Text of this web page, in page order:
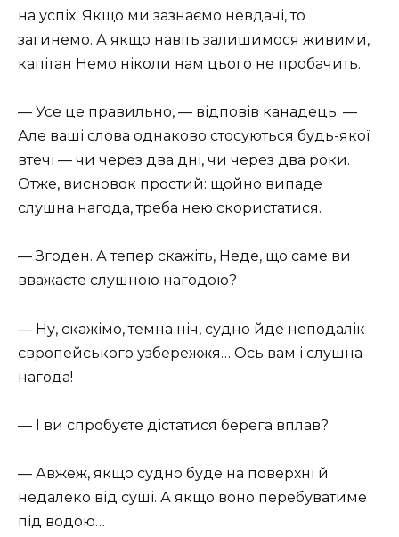
на успіх. Якщо ми зазнаємо невдачі, то
загинемо. А якщо навіть залишимося живими,
капітан Немо ніколи нам цього не пробачить.
— Усе це правильно, — відповів канадець. —
Але ваші слова однаково стосуються будь-якої
втечі — чи через два дні, чи через два роки.
Отже, висновок простий: щойно випаде
слушна нагода, треба нею скористатися.
— Згоден. А тепер скажіть, Неде, що саме ви
вважаєте слушною нагодою?
— Ну, скажімо, темна ніч, судно йде неподалік
європейського узбережжя… Ось вам і слушна
нагода!
— І ви спробуєте дістатися берега вплав?
— Авжеж, якщо судно буде на поверхні й
недалеко від суші. А якщо воно перебуватиме
під водою…